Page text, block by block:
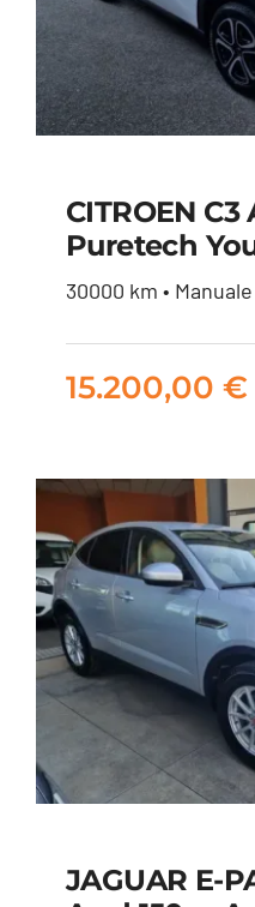
puretech
CITROEN C3
Puretech
30000 km •
15.200,00 €
JAGUAR E-